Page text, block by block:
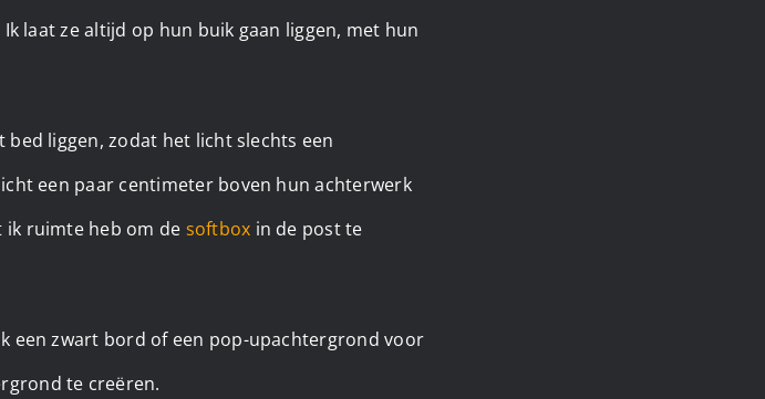
laat ze altijd op hun buik gaan liggen, met hun
liggen, zodat het licht slechts een
een paar centimeter boven hun achterwerk
ik ruimte heb om de softbox in de post te
een zwart bord of een pop-upachtergrond voor
te creëren.